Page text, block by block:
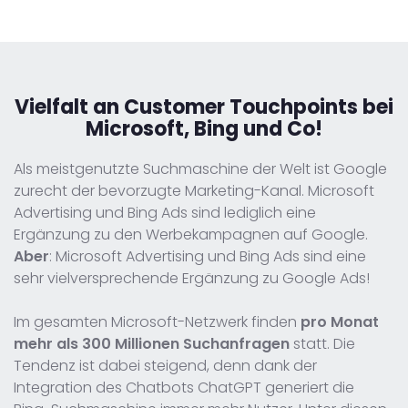
Vielfalt an Customer Touchpoints bei
Microsoft, Bing und Co!
Als meistgenutzte Suchmaschine der Welt ist Google
zurecht der bevorzugte Marketing-Kanal. Microsoft
Advertising und Bing Ads sind lediglich eine
Ergänzung zu den Werbekampagnen auf Google.
Aber: Microsoft Advertising und Bing Ads sind eine
sehr vielversprechende Ergänzung zu Google Ads!
Im gesamten Microsoft-Netzwerk finden pro Monat
mehr als 300 Millionen Suchanfragen statt. Die
Tendenz ist dabei steigend, denn dank der
Integration des Chatbots ChatGPT generiert die